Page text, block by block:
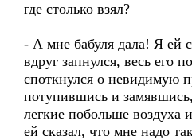
где столько взял?
- А мне бабуля дала! Я ей
вдруг запнулся, весь его
споткнулся о невидимую
потупившись и
легкие побольше воздуха
ей сказал, что мне надо